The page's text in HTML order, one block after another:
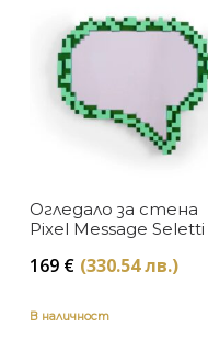
Огледало за стена
Pixel Message Seletti
169 € (330.54 лв.)
В наличност